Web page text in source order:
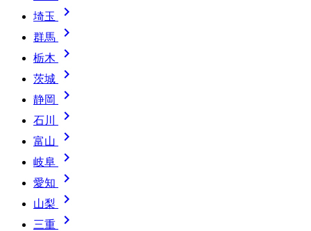
埼玉

群馬 
栃木 
茨城 
静岡 
石川 
富山 
岐阜 
愛知 
山梨 
三重 